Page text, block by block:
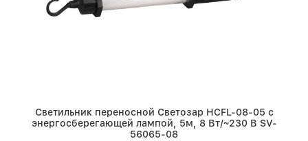
Светильник переносной Светозар HCFL-08-05 с
энергосберегающей лампой, 5м, 8 Вт/~230 В SV-
56065-08